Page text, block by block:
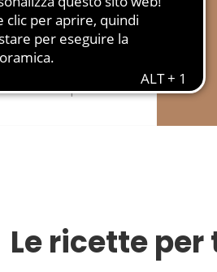
Nostre Stelle
Eurospin.
Le ricette per